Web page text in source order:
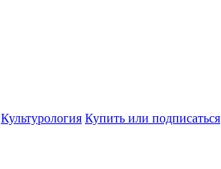
Культурология Купить или подписаться